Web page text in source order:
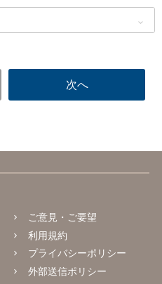
ご意見・ご要望
利用規約
プライバシーポリシー
外部送信ポリシー